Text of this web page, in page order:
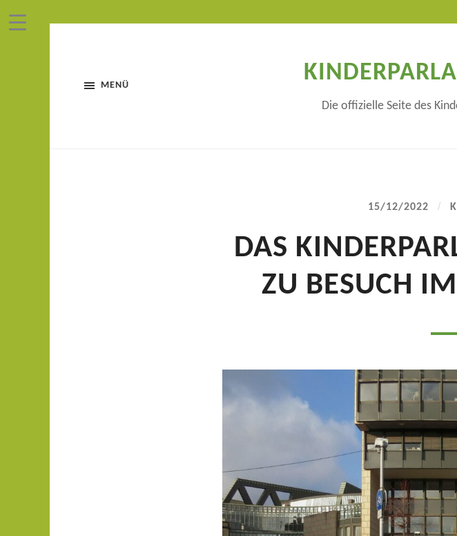
MENÜ
Die offizielle Seite des
15/12/2022 /
DAS
ZU BESUCH